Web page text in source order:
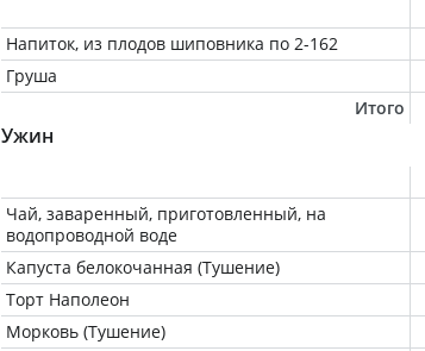
Напиток, из плодов шиповника по 2-162
Груша
Итого
Ужин
Чай, заваренный, приготовленный, на
водопроводной воде
Капуста белокочанная (Тушение)
Торт Наполеон
Морковь (Тушение)